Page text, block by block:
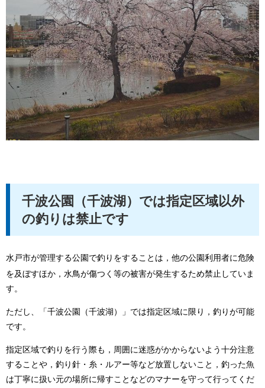
千波公園（千波湖）では指定区域以外
の釣りは禁止です
水戸市が管理する公園で釣りをすることは，他の公園利用者に危険
を及ぼすほか，水鳥が傷つく等の被害が発生するため禁止していま
す。
ただし、「千波公園（千波湖）」では指定区域に限り，釣りが可能
です。
指定区域で釣りを行う際も，周囲に迷惑がかからないよう十分注意
することや，釣り針・糸・ルアー等など放置しないこと，釣った魚
は丁寧に扱い元の場所に帰すことなどのマナーを守って行ってくだ